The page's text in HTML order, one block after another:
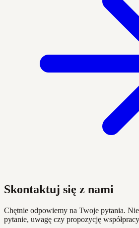
Skontaktuj się z nami
Chętnie odpowiemy na Twoje pytania.
pytanie, uwagę czy propozycję